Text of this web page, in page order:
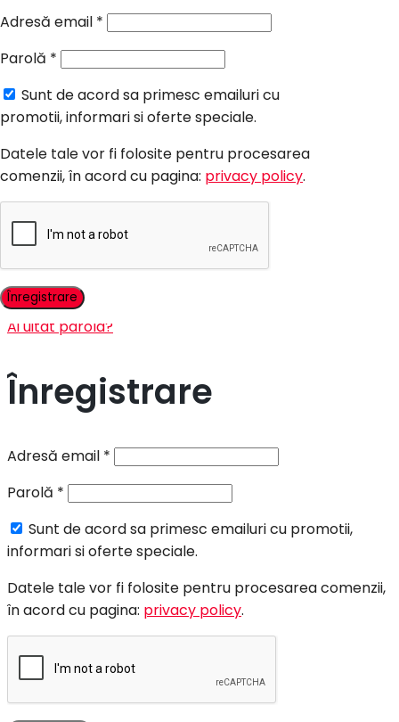
Candy Bar Botez
Contact
Autentificare
Parolă
Ține-mă minte
Ai uitat parola?
Înregistrare
Adresă email *
Parolă *
Sunt de acord sa primesc emailuri cu promotii,
informari si oferte speciale.
Datele tale vor fi folosite pentru procesarea comenzii,
în acord cu pagina: privacy policy.
Adresă email *
Parolă *
Sunt de acord sa primesc emailuri cu
promotii, informari si oferte speciale.
Datele tale vor fi folosite pentru procesarea
comenzii, în acord cu pagina: privacy policy.
Înregistrare